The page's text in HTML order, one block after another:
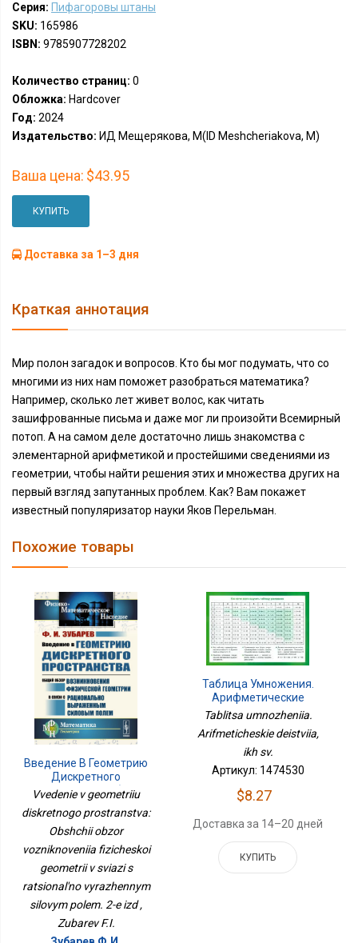
Серия: Пифагоровы штаны
SKU: 165986
ISBN: 9785907728202
Количество страниц: 0
Обложка: Hardcover
Год: 2024
Издательство: ИД Мещерякова, М(ID Meshcheriakova, M)
Ваша цена: $43.95
КУПИТЬ
Доставка за 1–3 дня
Краткая аннотация
Мир полон загадок и вопросов. Кто бы мог подумать, что со
многими из них нам поможет разобраться математика?
Например, сколько лет живет волос, как читать
зашифрованные письма и даже мог ли произойти Всемирный
потоп. А на самом деле достаточно лишь знакомства с
элементарной арифметикой и простейшими сведениями из
геометрии, чтобы найти решения этих и множества других на
первый взгляд запутанных проблем. Как? Вам покажет
известный популяризатор науки Яков Перельман.
Похожие товары
Введение В Геометрию
Дискретного
Пространства: Общий
Обзор Возникновения
Физической Геометрии
В Связи С Рационально
Выраженным Силовым
Полем. 2-Е Изд
Vvedenie v geometriiu
diskretnogo prostranstva:
Obshchii obzor
vozniknoveniia fizicheskoi
geometrii v sviazi s
ratsional'no vyrazhennym
silovym polem. 2-e izd ,
Zubarev F.I.
Таблица Умножения.
Арифметические
Действия, Их Св.
Tablitsa umnozheniia.
Arifmeticheskie deistviia,
ikh sv.
Артикул: 1474530
$8.27
Доставка за 14–20 дней
КУПИТЬ